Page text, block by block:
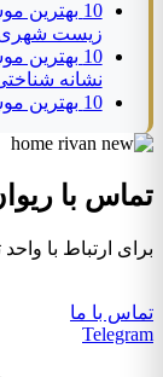
10
زیست
10
نشانه
10 بهترین موسسه انجام پایان نامه در قشم
تماس با
برای ارتباط با
تماس با ما
Telegram